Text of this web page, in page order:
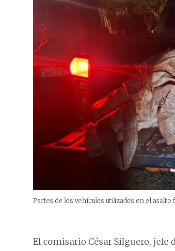
Partes de los vehículos utilizados en el
El comisario César Silguero,